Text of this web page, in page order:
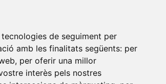
de seguiment per
amb les finalitats següents: per
, per oferir una millor
interès pels nostres
•Universitat CEU Cardenal